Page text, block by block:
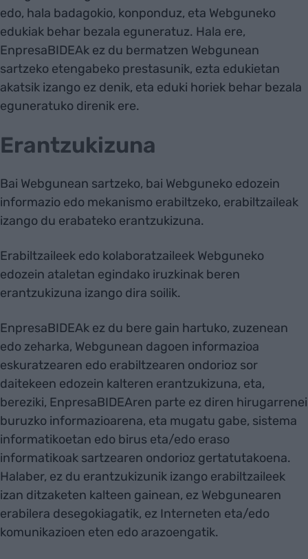
edo, hala badagokio, konponduz, eta Webguneko
edukiak behar bezala eguneratuz. Hala ere,
EnpresaBIDEAk ez du bermatzen Webgunean
sartzeko etengabeko prestasunik, ezta edukietan
akatsik izango ez denik, eta eduki horiek behar bezala
eguneratuko direnik ere.
Erantzukizuna
Bai Webgunean sartzeko, bai Webguneko edozein
informazio edo mekanismo erabiltzeko, erabiltzaileak
izango du erabateko erantzukizuna.
Erabiltzaileek edo kolaboratzaileek Webguneko
edozein ataletan egindako iruzkinak beren
erantzukizuna izango dira soilik.
EnpresaBIDEAk ez du bere gain hartuko, zuzenean
edo zeharka, Webgunean dagoen informazioa
eskuratzearen edo erabiltzearen ondorioz sor
daitekeen edozein kalteren erantzukizuna, eta,
bereziki, EnpresaBIDEAren parte ez diren hirugarrenei
buruzko informazioarena, eta mugatu gabe, sistema
informatikoetan edo birus eta/edo eraso
informatikoak sartzearen ondorioz gertatutakoena.
Halaber, ez du erantzukizunik izango erabiltzaileek
izan ditzaketen kalteen gainean, ez Webgunearen
erabilera desegokiagatik, ez Interneten eta/edo
komunikazioen eten edo arazoengatik.